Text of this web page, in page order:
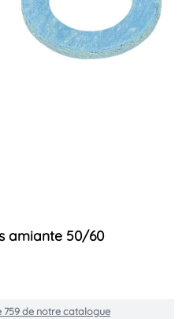
amiante 50/60
759de notre catalogue